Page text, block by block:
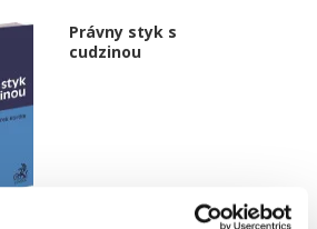
Právny styk s
cudzinou